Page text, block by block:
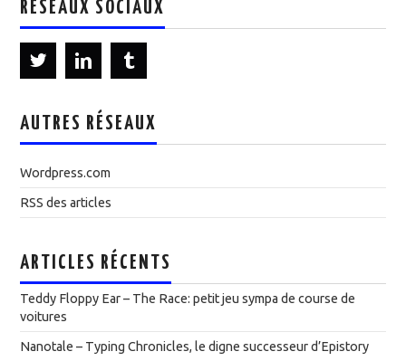
RÉSEAUX SOCIAUX
AUTRES RÉSEAUX
Wordpress.com
RSS des articles
ARTICLES RÉCENTS
Teddy Floppy Ear – The Race: petit jeu sympa de course de
voitures
Nanotale – Typing Chronicles, le digne successeur d’Epistory